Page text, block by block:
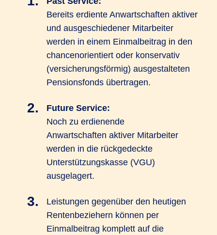
Bereits erdiente Anwartschaften aktiver
und ausgeschiedener Mitarbeiter
werden in einem Einmalbeitrag in den
chancenorientiert oder konservativ
(versicherungsförmig) ausgestalteten
Pensionsfonds übertragen.
Future Service:
Noch zu erdienende
Anwartschaften aktiver Mitarbeiter
werden in die rückgedeckte
Unterstützungskasse (VGU)
ausgelagert.
Leistungen gegenüber den heutigen
Rentenbeziehern können per
Einmalbeitrag komplett auf die